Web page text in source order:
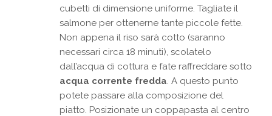
cubetti di dimensione uniforme. Tagliate il
salmone per ottenerne tante piccole fette.
Non appena il riso sarà cotto (saranno
necessari circa 18 minuti), scolatelo
dall’acqua di cottura e fate raffreddare sotto
acqua corrente fredda. A questo punto
potete passare alla composizione del
piatto. Posizionate un coppapasta al centro